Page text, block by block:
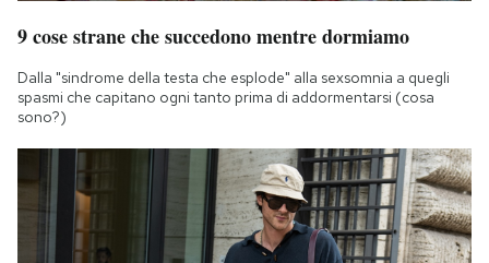
9 cose strane che succedono mentre dormiamo
Dalla "sindrome della testa che esplode" alla sexsomnia a quegli
spasmi che capitano ogni tanto prima di addormentarsi (cosa
sono?)